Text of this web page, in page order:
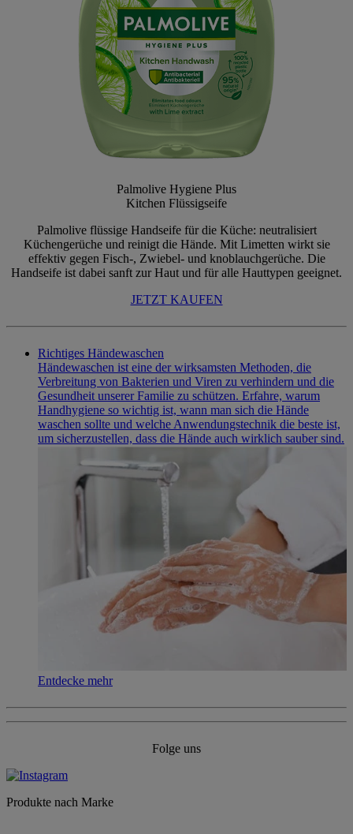
Palmolive Hygiene Plus
Kitchen Flüssigseife
Palmolive flüssige Handseife für die Küche: neutralisiert
Küchengerüche und reinigt die Hände. Mit Limetten wirkt sie
effektiv gegen Fisch-, Zwiebel- und knoblauchgerüche. Die
Handseife ist dabei sanft zur Haut und für alle Hauttypen geeignet.
JETZT KAUFEN
Richtiges Händewaschen
Händewaschen ist eine der wirksamsten Methoden, die
Verbreitung von Bakterien und Viren zu verhindern und die
Gesundheit unserer Familie zu schützen. Erfahre, warum
Handhygiene so wichtig ist, wann man sich die Hände
waschen sollte und welche Anwendungstechnik die beste ist,
um sicherzustellen, dass die Hände auch wirklich sauber sind.
Entdecke mehr
Folge uns
Produkte nach Marke